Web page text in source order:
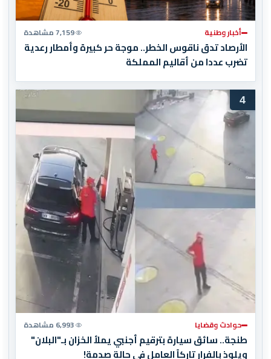
أخبار وطنية 7,159 مشاهدة
الأرصاد تدق ناقوس الخطر.. موجة حر كبيرة وأمطار رعدية
تضرب عددا من أقاليم المملكة
4
حوادث وقضايا 6,993 مشاهدة
طنجة.. سائق سيارة بترقيم أجنبي يملأ الخزان بـ"البلان"
ويلوذ بالفرار تاركاً العامل في حالة صدمة!